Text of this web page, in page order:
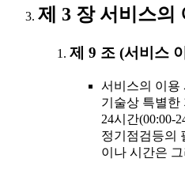
제 3 장 서비스의
제 9 조 (서비스
서비스의 이용
기술상 특별한
24시간(00:00-
정기점검등의
이나 시간은